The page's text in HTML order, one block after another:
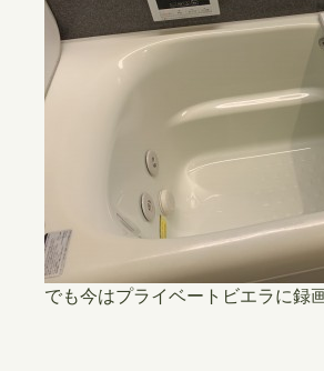
でも今はプライベートビエラに録